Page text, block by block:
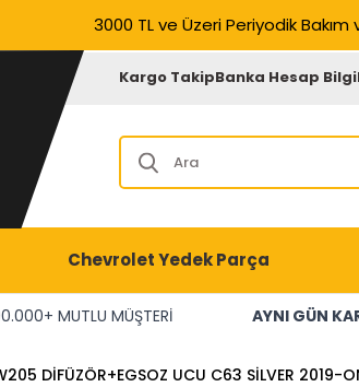
3000 TL ve Üzeri Periyodik
Kargo TakipBanka Hesap
Chevrolet Yedek Parça
MUTLU MÜŞTERİ AYNI GÜN
DİFÜZÖR+EGSOZ UCU C63 SİLVER 2019-